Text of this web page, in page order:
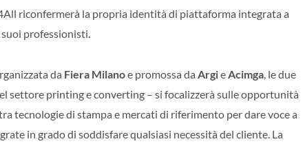
riconfermerà la propria identità di piattaforma integrata a
professionisti.
da Fiera Milanoe promossa da Argie Acimga , le due
settore printing e converting – si focalizzerà sulle opportunità
tecnologie di stampa e mercati di riferimento per dare voce a
in grado di soddisfare qualsiasi necessità del cliente. La